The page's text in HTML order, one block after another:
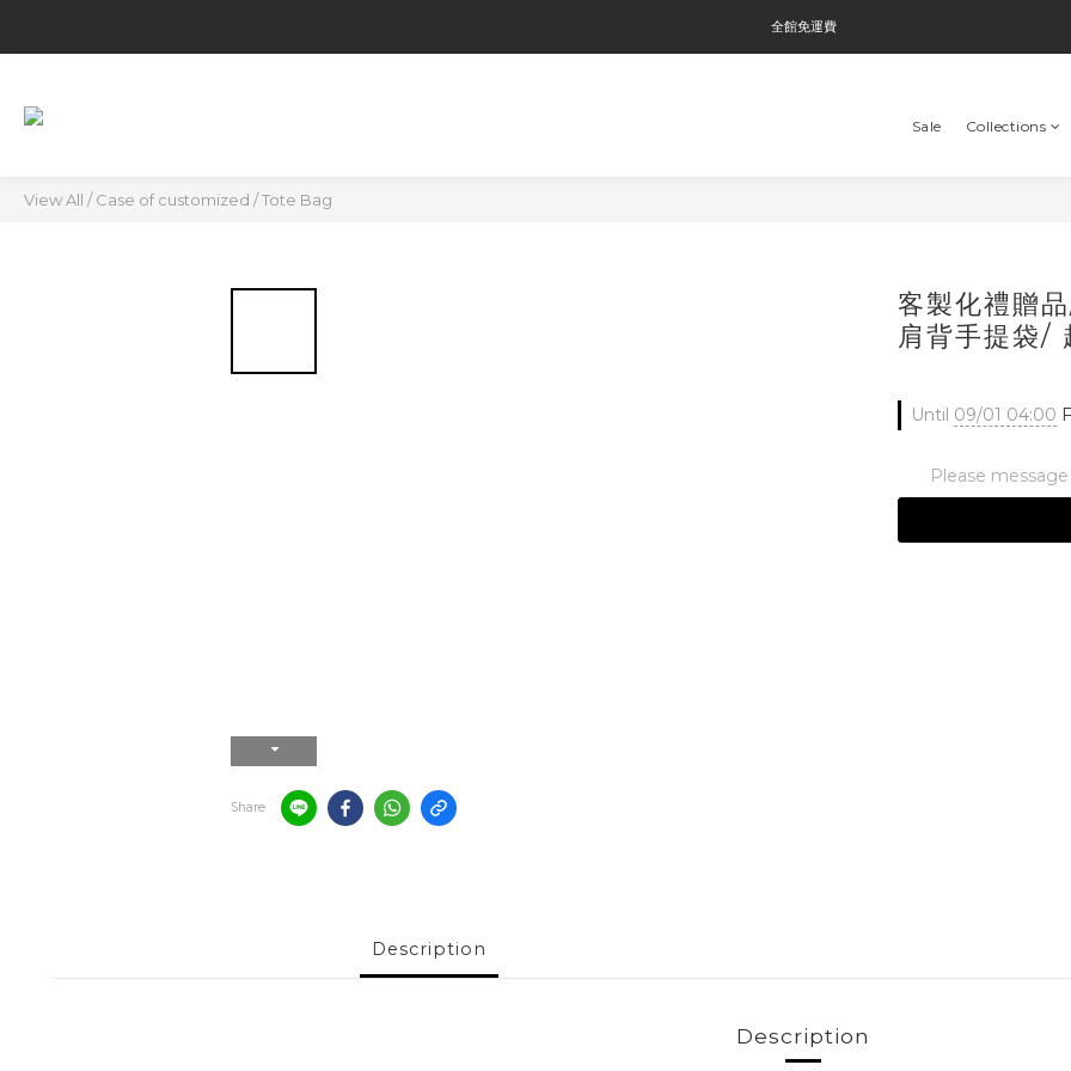
全館免運費
全館免運費
Sale Collections
View All /Case of customized /Tote Bag
Share
客製化禮贈
肩背手提袋/
Until 09/01 04:00
Please
Description
Description